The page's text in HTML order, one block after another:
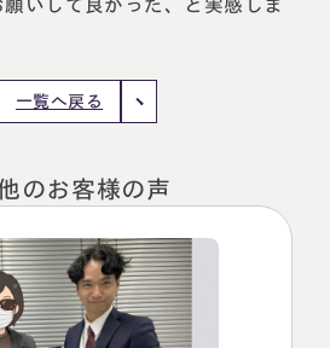
大阪事務所
〒530-0017
大阪府大阪市北区角田町8番47号
いして良かった、と実感しま
一覧へ戻る
のお客様の声